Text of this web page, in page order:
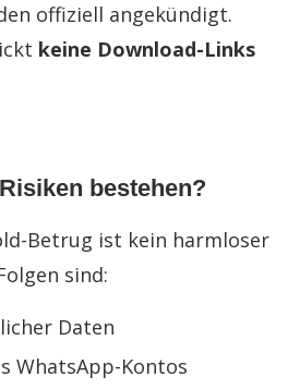
offiziell angekündigt.
keine Download-Links
bestehen?
Betrug ist kein harmloser
sind:
Daten
WhatsApp-Kontos